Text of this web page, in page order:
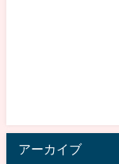
アーカイブ